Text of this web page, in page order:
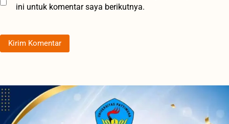
ini untuk komentar saya berikutnya.